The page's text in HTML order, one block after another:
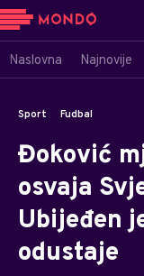
Naslovna Najnovije
Sport Fudbal
Đoković
osvaja
Ubijeđen
odustaje